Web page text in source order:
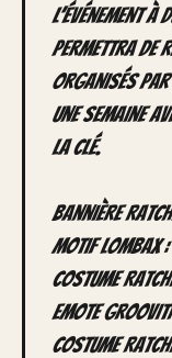
L’événement
permettra de
organisés par
une semaine
la clé.
Bannière
Motif Lombax
Costume
Emote
Costume